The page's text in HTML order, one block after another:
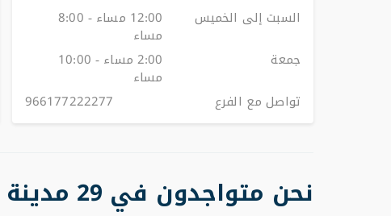
السبت إلى الخميس 12:00 مساء - 8:00
مساء
جمعة
2:00 مساء - 10:00
مساء
تواصل مع الفرع
966177222277
نحن متواجدون في 29 مدينة